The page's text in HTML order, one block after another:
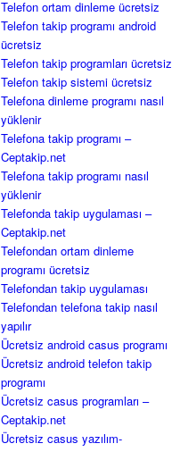
Telefon ortam dinleme ücretsiz
Telefon takip programı android
ücretsiz
Telefon takip programları ücretsiz
Telefon takip sistemi ücretsiz
Telefona dinleme programı nasıl
yüklenir
Telefona takip programı –
Ceptakip.net
Telefona takip programı nasıl
yüklenir
Telefonda takip uygulaması –
Ceptakip.net
Telefondan ortam dinleme
programı ücretsiz
Telefondan takip uygulaması
Telefondan telefona takip nasıl
yapılır
Ücretsiz android casus programı
Ücretsiz android telefon takip
programı
Ücretsiz casus programları –
Ceptakip.net
Ücretsiz casus yazılım-